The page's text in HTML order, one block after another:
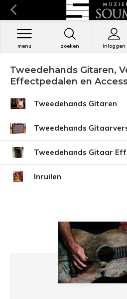
zoeken inloggen
menu
Tweedehands Gitaren,
Effectpedalen en
Tweedehands Gitaren
Tweedehands
Tweedehands Gitaar
Inruilen